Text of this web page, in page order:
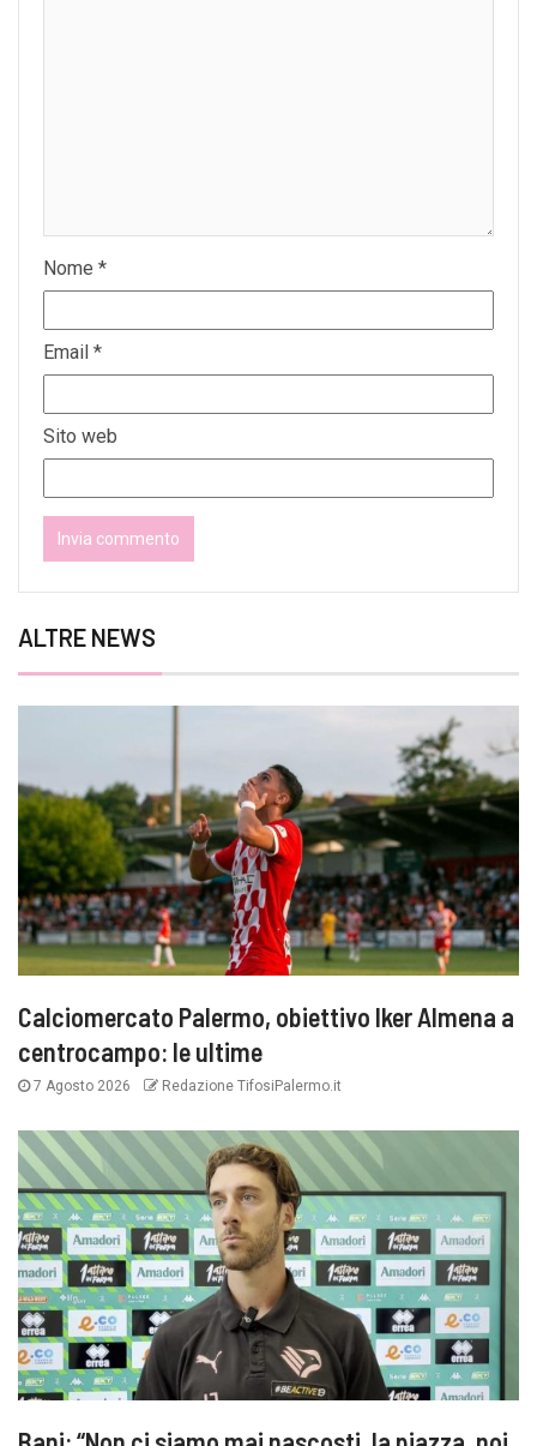
Nome *
Email *
Sito web
ALTRE NEWS
Calciomercato Palermo, obiettivo Iker Almena a
centrocampo: le ultime
7 Agosto 2026 Redazione TifosiPalermo.it